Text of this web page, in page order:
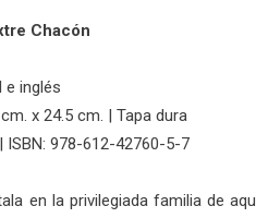
Chacón
e inglés
x 24.5 cm. | Tapa dura
ISBN: 978-612-42760-5-7
en la privilegiada familia de